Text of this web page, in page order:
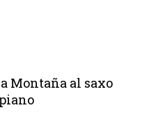
Montaña al saxo